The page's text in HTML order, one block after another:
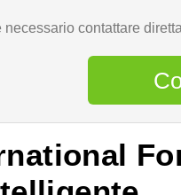
contattare